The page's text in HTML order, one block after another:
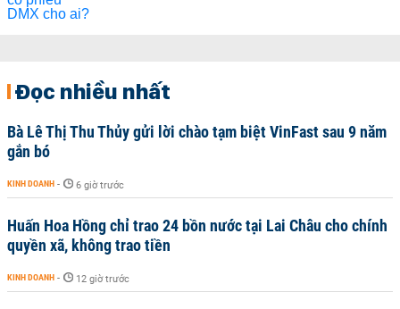
Đọc nhiều nhất
Bà Lê Thị Thu Thủy gửi lời chào tạm biệt VinFast sau 9 năm
gắn bó
KINH DOANH - 6 giờ trước
Huấn Hoa Hồng chỉ trao 24 bồn nước tại Lai Châu cho chính
quyền xã, không trao tiền
KINH DOANH - 12 giờ trước